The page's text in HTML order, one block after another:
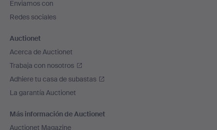
página
Enviamos con
Redes sociales
Auctionet
Acerca de Auctionet
Trabaja con nosotros
Adhiere tu casa de subastas
La garantía Auctionet
Más información de Auctionet
Auctionet Magazine